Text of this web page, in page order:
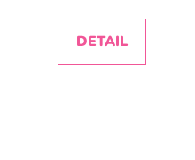
5,0
z
DETAIL